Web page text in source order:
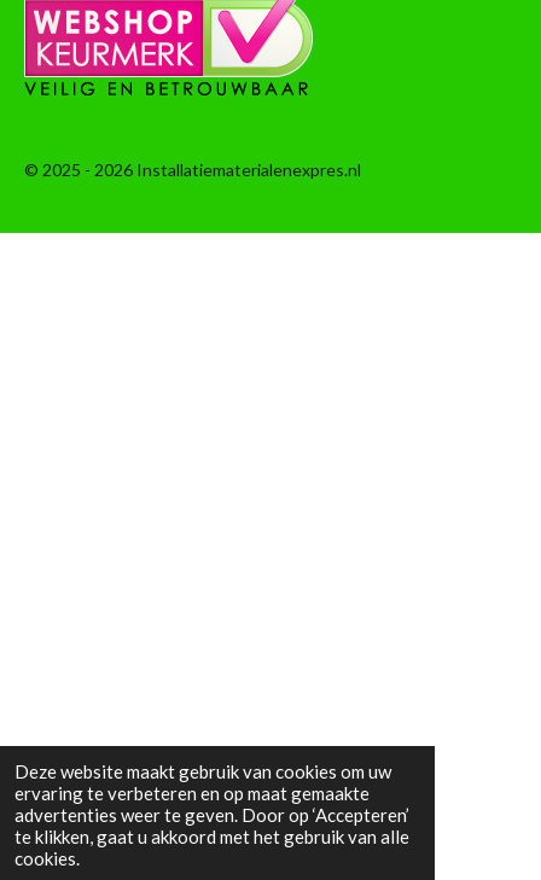
Deze website maakt gebruik van cookies om uw
ervaring te verbeteren en op maat gemaakte
advertenties weer te geven. Door op ‘Accepteren’
te klikken, gaat u akkoord met het gebruik van alle
cookies.
© 2025 - 2026 Installatiematerialenexpres.nl